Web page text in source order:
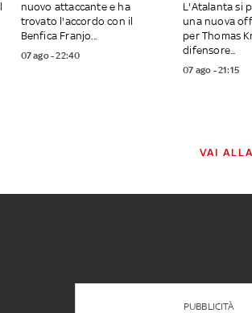
nuovo attaccante e ha
trovato l'accordo con il
Benfica Franjo...
07 ago - 22:40
L'Atalanta si
una nuova
per Thomas
difensore...
07 ago - 21:15
VAI
PUBBLICITÀ